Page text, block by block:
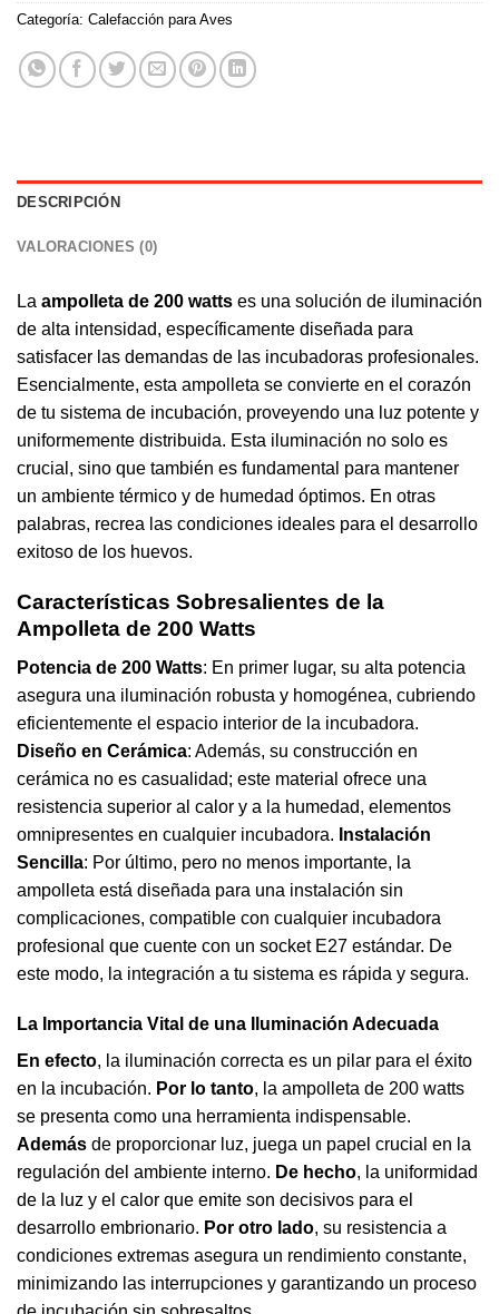
Categoría: Calefacción para Aves
DESCRIPCIÓN
VALORACIONES (0)
La ampolleta de 200 watts es una solución de iluminación
de alta intensidad, específicamente diseñada para
satisfacer las demandas de las incubadoras profesionales.
Esencialmente, esta ampolleta se convierte en el corazón
de tu sistema de incubación, proveyendo una luz potente y
uniformemente distribuida. Esta iluminación no solo es
crucial, sino que también es fundamental para mantener
un ambiente térmico y de humedad óptimos. En otras
palabras, recrea las condiciones ideales para el desarrollo
exitoso de los huevos.
Características Sobresalientes de la
Ampolleta de 200 Watts
Potencia de 200 Watts: En primer lugar, su alta potencia
asegura una iluminación robusta y homogénea, cubriendo
eficientemente el espacio interior de la incubadora.
Diseño en Cerámica: Además, su construcción en
cerámica no es casualidad; este material ofrece una
resistencia superior al calor y a la humedad, elementos
omnipresentes en cualquier incubadora. Instalación
Sencilla: Por último, pero no menos importante, la
ampolleta está diseñada para una instalación sin
complicaciones, compatible con cualquier incubadora
profesional que cuente con un socket E27 estándar. De
este modo, la integración a tu sistema es rápida y segura.
La Importancia Vital de una Iluminación Adecuada
En efecto, la iluminación correcta es un pilar para el éxito
en la incubación. Por lo tanto, la ampolleta de 200 watts
se presenta como una herramienta indispensable.
Además de proporcionar luz, juega un papel crucial en la
regulación del ambiente interno. De hecho, la uniformidad
de la luz y el calor que emite son decisivos para el
desarrollo embrionario. Por otro lado, su resistencia a
condiciones extremas asegura un rendimiento constante,
minimizando las interrupciones y garantizando un proceso